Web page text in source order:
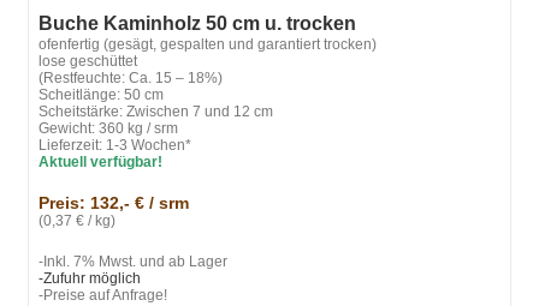
Buche Kaminholz 50 cm u. trocken
ofenfertig (gesägt, gespalten und garantiert trocken)
lose geschüttet
(Restfeuchte: Ca. 15 – 18%)
Scheitlänge: 50 cm
Scheitstärke: Zwischen 7 und 12 cm
Gewicht: 360 kg / srm
Lieferzeit: 1-3 Wochen*
Aktuell verfügbar!
Preis: 132,- € / srm
(0,37 € / kg)
-Inkl. 7% Mwst. und ab Lager
-Zufuhr möglich
-Preise auf Anfrage!